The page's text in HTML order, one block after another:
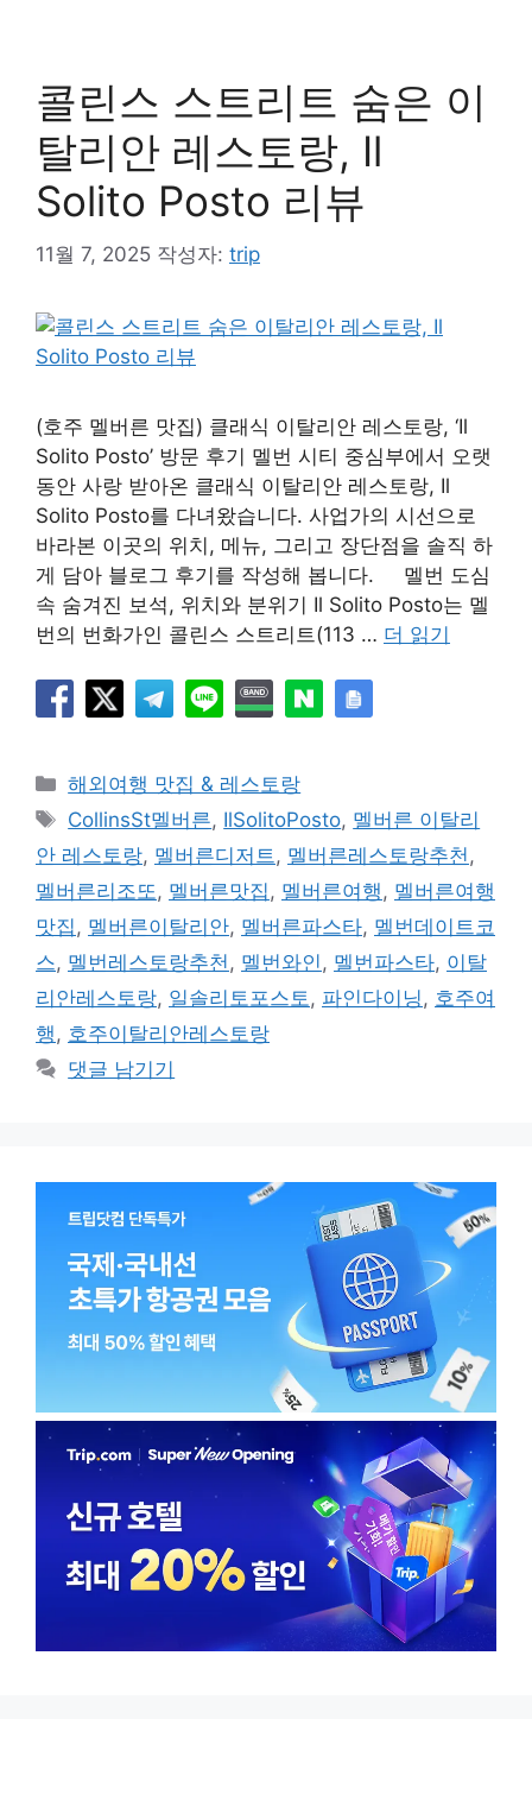
콜린스 스트리트 숨은 이
탈리안 레스토랑, Il
Solito Posto 리뷰
11월 7, 2025 작성자: trip
(호주 멜버른 맛집) 클래식 이탈리안 레스토랑, ‘Il
Solito Posto’ 방문 후기 멜번 시티 중심부에서 오랫
동안 사랑 받아온 클래식 이탈리안 레스토랑, Il
Solito Posto를 다녀왔습니다. 사업가의 시선으로
바라본 이곳의 위치, 메뉴, 그리고 장단점을 솔직 하
게 담아 블로그 후기를 작성해 봅니다. 멜번 도심
속 숨겨진 보석, 위치와 분위기 Il Solito Posto는 멜
번의 번화가인 콜린스 스트리트(113 … 더 읽기
카
테
리
해외여행 맛집 & 레스토랑
태
그
CollinsSt멜버른, IlSolitoPosto, 멜버른 이탈리
안 레스토랑, 멜버른디저트, 멜버른레스토랑추천,
멜버른리조또, 멜버른맛집, 멜버른여행, 멜버른여행
맛집, 멜버른이탈리안, 멜버른파스타, 멜번데이트코
스, 멜번레스토랑추천, 멜번와인, 멜번파스타, 이탈
리안레스토랑, 일솔리토포스토, 파인다이닝, 호주여
행, 호주이탈리안레스토랑
댓글 남기기